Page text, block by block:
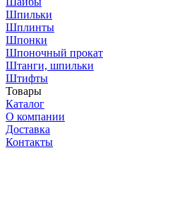
Шпильки
Шплинты
Шпонки
Шпоночный прокат
Штанги, шпильки
Штифты
Товары
Каталог
О компании
Доставка
Контакты